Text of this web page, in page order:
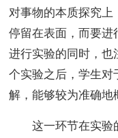
对事物的本质探究上
停留在表面，而要进
进行实验的同时，也
个实验之后，学生对
解，能够较为准确地
这一环节在实验